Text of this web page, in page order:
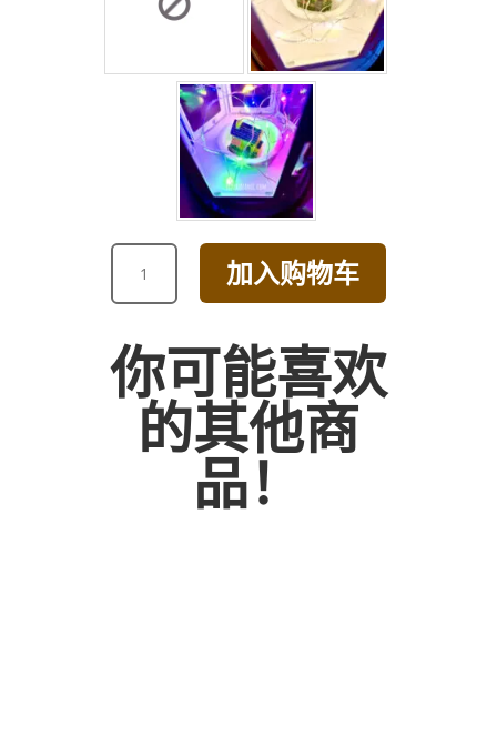
PURPLE
TULIP
BOUQUET
量
加入购物车
你可能喜欢
的其他商
品！